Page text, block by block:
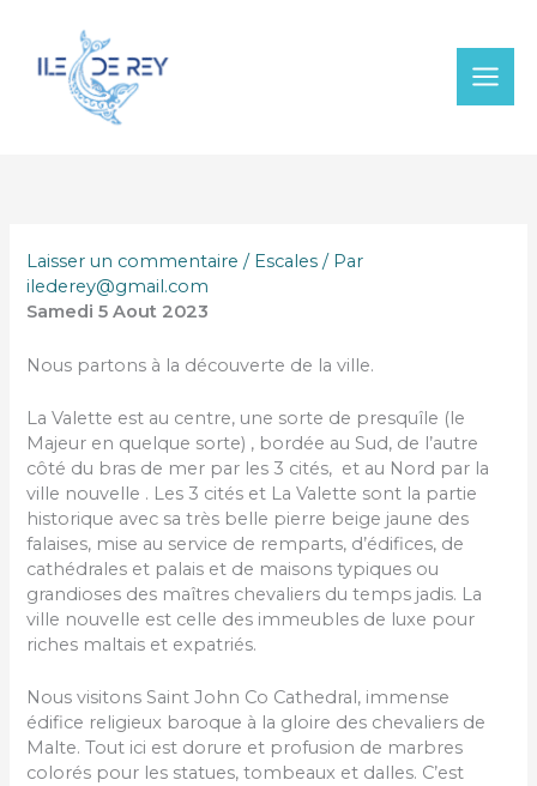
contenu
Laisser un commentaire / Escales / Par
ilederey@gmail.com
Samedi 5 Aout 2023
Nous partons à la découverte de la ville.
La Valette est au centre, une sorte de presquîle (le
Majeur en quelque sorte) , bordée au Sud, de l’autre
côté du bras de mer par les 3 cités, et au Nord par la
ville nouvelle . Les 3 cités et La Valette sont la partie
historique avec sa très belle pierre beige jaune des
falaises, mise au service de remparts, d’édifices, de
cathédrales et palais et de maisons typiques ou
grandioses des maîtres chevaliers du temps jadis. La
ville nouvelle est celle des immeubles de luxe pour
riches maltais et expatriés.
Nous visitons Saint John Co Cathedral, immense
édifice religieux baroque à la gloire des chevaliers de
Malte. Tout ici est dorure et profusion de marbres
colorés pour les statues, tombeaux et dalles. C’est